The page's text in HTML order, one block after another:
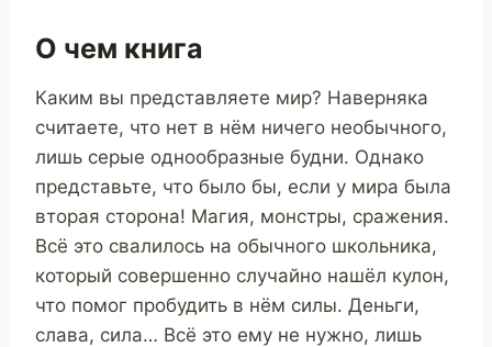
О чем книга
Каким вы представляете мир? Наверняка
считаете, что нет в нём ничего необычного,
лишь серые однообразные будни. Однако
представьте, что было бы, если у мира была
вторая сторона! Магия, монстры, сражения.
Всё это свалилось на обычного школьника,
который совершенно случайно нашёл кулон,
что помог пробудить в нём силы. Деньги,
слава, сила… Всё это ему не нужно, лишь